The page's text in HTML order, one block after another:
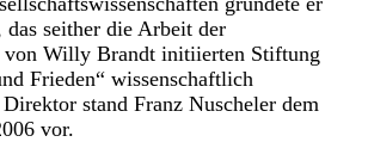
das seither die Arbeit der
von Willy Brandt initiierten Stiftung
Frieden“ wissenschaftlich
stand Franz Nuscheler dem
vor.